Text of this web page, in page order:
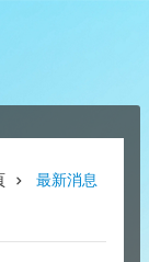
最新消息